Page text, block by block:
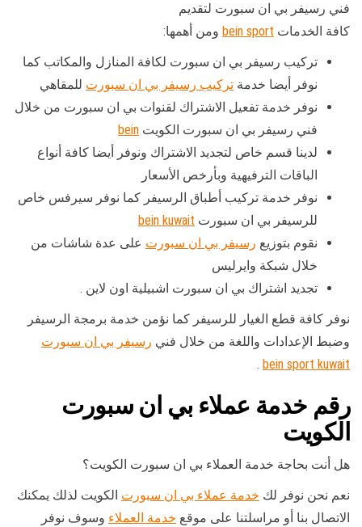
فني رسيفر بي ان سبورت لتقديم
كافة الخدمات bein sport ومن أهمها:
تركيب رسيفر بي ان سبورت لكافة المنازل والمكاتب كما
نوفر أيضا خدمة تركيب رسيفر بي ان سبورت للمقاهي
نوفر خدمة تفعيل الاشتراك لقنوات بي ان سبورت من خلال
فني رسيفر بي ان سبورت الكويت bein
لدينا قسم خاص لتجديد الاشتراك ونوفر أيضا كافة أنواع
الباقات الترفيهية وبأرخص الأسعار
نوفر خدمة تركيب أطباق الرسيفر كما نوفر سيرفس خاص
للرسيفر بي ان سبورت bein kuwait
نقوم بتوزيع رسيفر بي ان سبورت على عدة شاشات من
خلال شبكة وايرليس
تجديد اشتراك بي ان سبورت اشبيلية اون لاين .
نوفر كافة قطع الغيار للرسيفر كما نؤمن خدمة برمجة الرسيفر
وضبط الإعدادات واللغة من خلال فني رسيفر بي ان سبورت
bein sport kuwait
.
رقم خدمة عملاء بي ان سبورت
الكويت
هل أنت بحاجة خدمة العملاء بي ان سبورت الكويت؟
نعم نحن نوفر لك خدمة عملاء بي ان سبورت الكويت لذلك يمكنك
الاتصال بنا أو مراسلتنا على موقع خدمة العملاء وسوف نوفر